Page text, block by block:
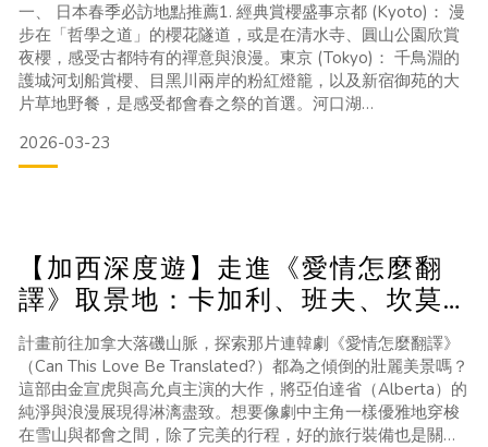
一、 日本春季必訪地點推薦1. 經典賞櫻盛事京都 (Kyoto)： 漫
步在「哲學之道」的櫻花隧道，或是在清水寺、圓山公園欣賞
夜櫻，感受古都特有的禪意與浪漫。東京 (Tokyo)： 千鳥淵的
護城河划船賞櫻、目黑川兩岸的粉紅燈籠，以及新宿御苑的大
片草地野餐，是感受都會春之祭的首選。河口湖
花＋富士山＋五重塔」（新倉山淺間公園）。2. 不止櫻花！春
季限定花海茨城縣 - 國營常陸海濱公園： 4月中旬到5月上旬，
2026-03-23
【加西深度遊】走進《愛情怎麼翻
譯》取景地：卡加利、班夫、坎莫
爾全攻略
計畫前往加拿大落磯山脈，探索那片連韓劇《愛情怎麼翻譯》
（Can This Love Be Translated?）都為之傾倒的壯麗美景嗎？
這部由金宣虎與高允貞主演的大作，將亞伯達省（Alberta）的
純淨與浪漫展現得淋漓盡致。想要像劇中主角一樣優雅地穿梭
在雪山與都會之間，除了完美的行程，好的旅行裝備也是關